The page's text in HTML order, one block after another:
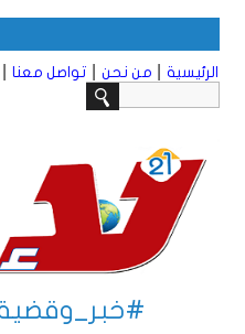
الرئيسية من نحن تواصل معنا